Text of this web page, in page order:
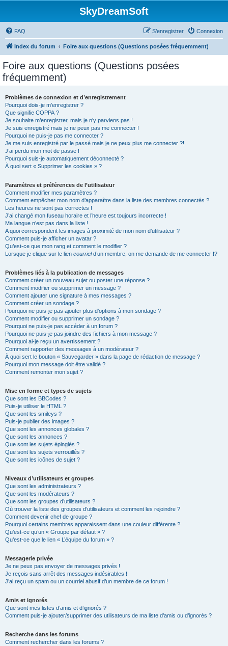
SkyDreamSoft
FAQ Connexion
S’enregistrer
Index du forum Foire aux questions (Questions posées fréquemment)
Foire aux questions (Questions posées
fréquemment)
Problèmes de connexion et d’enregistrement
Pourquoi dois-je m’enregistrer ?
Que signifie COPPA ?
Je souhaite m’enregistrer, mais je n’y parviens pas !
Je suis enregistré mais je ne peux pas me connecter !
Pourquoi ne puis-je pas me connecter ?
Je me suis enregistré par le passé mais je ne peux plus me connecter ?!
J’ai perdu mon mot de passe !
Pourquoi suis-je automatiquement déconnecté ?
À quoi sert « Supprimer les cookies » ?
Paramètres et préférences de l’utilisateur
Comment modifier mes paramètres ?
Comment empêcher mon nom d’apparaître dans la liste des membres connectés ?
Les heures ne sont pas correctes !
J’ai changé mon fuseau horaire et l’heure est toujours incorrecte !
Ma langue n’est pas dans la liste !
A quoi correspondent les images à proximité de mon nom d’utilisateur ?
Comment puis-je afficher un avatar ?
Qu’est-ce que mon rang et comment le modifier ?
Lorsque je clique sur le lien courrield’un membre, on me demande de me connecter !?
Problèmes liés à la publication de messages
Comment créer un nouveau sujet ou poster une réponse ?
Comment modifier ou supprimer un message ?
Comment ajouter une signature à mes messages ?
Comment créer un sondage ?
Pourquoi ne puis-je pas ajouter plus d’options à mon sondage ?
Comment modifier ou supprimer un sondage ?
Pourquoi ne puis-je pas accéder à un forum ?
Pourquoi ne puis-je pas joindre des fichiers à mon message ?
Pourquoi ai-je reçu un avertissement ?
Comment rapporter des messages à un modérateur ?
À quoi sert le bouton « Sauvegarder » dans la page de rédaction de message ?
Pourquoi mon message doit être validé ?
Comment remonter mon sujet ?
Mise en forme et types de sujets
Que sont les BBCodes ?
Puis-je utiliser le HTML ?
Que sont les smileys ?
Puis-je publier des images ?
Que sont les annonces globales ?
Que sont les annonces ?
Que sont les sujets épinglés ?
Que sont les sujets verrouillés ?
Que sont les icônes de sujet ?
Niveaux d’utilisateurs et groupes
Que sont les administrateurs ?
Que sont les modérateurs ?
Que sont les groupes d’utilisateurs ?
Où trouver la liste des groupes d’utilisateurs et comment les rejoindre ?
Comment devenir chef de groupe ?
Pourquoi certains membres apparaissent dans une couleur différente ?
Qu’est-ce qu’un « Groupe par défaut » ?
Qu’est-ce que le lien « L’équipe du forum » ?
Messagerie privée
Je ne peux pas envoyer de messages privés !
Je reçois sans arrêt des messages indésirables !
J’ai reçu un spam ou un courriel abusif d’un membre de ce forum !
Amis et ignorés
Que sont mes listes d’amis et d’ignorés ?
Comment puis-je ajouter/supprimer des utilisateurs de ma liste d’amis ou d’ignorés ?
Recherche dans les forums
Comment rechercher dans les forums ?